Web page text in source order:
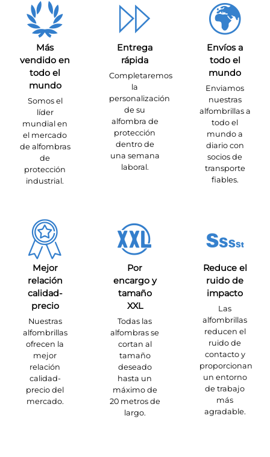
Más
vendido en
todo el
mundo
Somos el
líder
mundial en
el mercado
de alfombras
de
protección
industrial.
Entrega
rápida
Completaremos
la
personalización
de su
alfombra de
protección
dentro de
una semana
laboral.
Envíos a
todo el
mundo
Enviamos
nuestras
alfombrillas a
todo el
mundo a
diario con
socios de
transporte
fiables.
Mejor
relación
calidad-
precio
Nuestras
alfombrillas
ofrecen la
mejor
relación
calidad-
precio del
mercado.
Por
encargo y
tamaño
XXL
Todas las
alfombras se
cortan al
tamaño
deseado
hasta un
máximo de
20 metros de
largo.
Reduce el
ruido de
impacto
Las
alfombrillas
reducen el
ruido de
contacto y
proporcionan
un entorno
de trabajo
más
agradable.